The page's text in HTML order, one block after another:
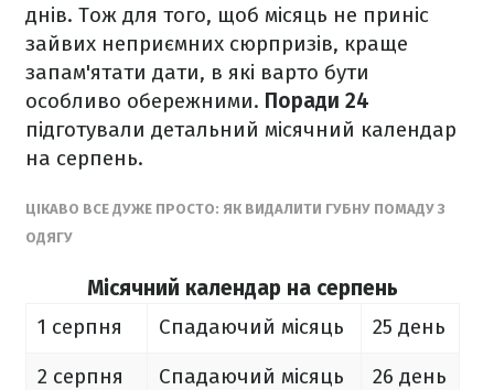
днів. Тож для того, щоб місяць не приніс
зайвих неприємних сюрпризів, краще
запам'ятати дати, в які варто бути
особливо обережними. Поради 24
підготували детальний місячний календар
на серпень.
ЦІКАВО ВСЕ ДУЖЕ ПРОСТО: ЯК ВИДАЛИТИ ГУБНУ ПОМАДУ З
ОДЯГУ
Місячний календар на серпень
1 серпня
Спадаючий місяць
25 день
2 серпня
Спадаючий місяць
26 день